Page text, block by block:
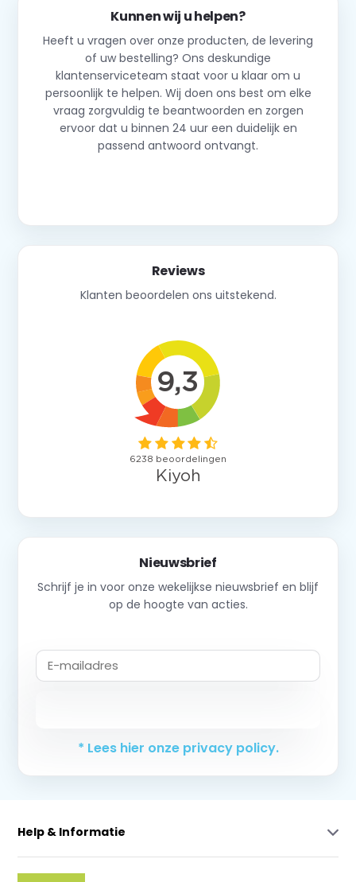
Kunnen wij u helpen?
Heeft u vragen over onze producten, de levering
of uw bestelling? Ons deskundige
klantenserviceteam staat voor u klaar om u
persoonlijk te helpen. Wij doen ons best om elke
vraag zorgvuldig te beantwoorden en zorgen
ervoor dat u binnen 24 uur een duidelijk en
passend antwoord ontvangt.
Reviews
Klanten beoordelen ons uitstekend.
Nieuwsbrief
Schrijf je in voor onze wekelijkse nieuwsbrief en blijf
op de hoogte van acties.
* Lees hier onze privacy policy.
Help & Informatie